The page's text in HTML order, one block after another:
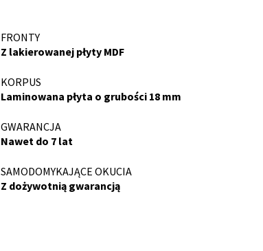
FRONTY
Z lakierowanej płyty MDF
KORPUS
Laminowana płyta o grubości 18 mm
GWARANCJA
Nawet do 7 lat
SAMODOMYKAJĄCE OKUCIA
Z dożywotnią gwarancją